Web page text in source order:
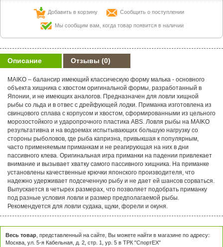
Добавить в корзину Сообщить о поступлении
Мы сообщим вам, когда товар появится в наличии
Описание Отзывы (0)
MAIKO – балансир имеющий классическую форму малька - основного
объекта хищника с хвостом оригинальной формы, разработанный в
Японии, и не имеющих аналогов. Предназначен для ловли хищной
рыбы со льда и в отвес с дрейфующей лодки. Приманка изготовлена из
свинцового сплава с корпусом и хвостом, сформированными из цельного
морозостойкого и ударопрочного пластика ABS. Ловля рыбы на MAIKO
результативна и на водоемах испытывающих большую нагрузку со
стороны рыболовов, где рыба капризна, привыкшая к популярным,
часто применяемым приманкам и не реагирующая на них в дни
пассивного клева. Оригинальная игра приманки на падении привлекает
внимание и вызывает хватку самого пассивного хищника. На приманке
установлены качественные крючки японского производителя, что
надежно удерживает подсеченную рыбу и не дает ей шансов сорваться.
Выпускается в четырех размерах, что позволяет подобрать приманку
под разные условия ловли и размер предполагаемой рыбы.
Рекомендуется для ловли судака, щуки, форели и окуня.
Весь товар , представленный на сайте, Вы можете найти в магазине по адресу:
Москва, ул. 5-я Кабельная, д. 2, стр. 1, ур. 5 в ТРК "СпортЕХ"